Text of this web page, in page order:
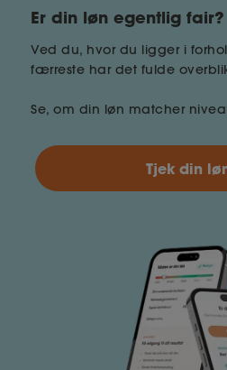
Er din løn egentlig fair?
Ved du, hvor du ligger i
færreste har det fulde
Se, om din løn matcher
Tjek din